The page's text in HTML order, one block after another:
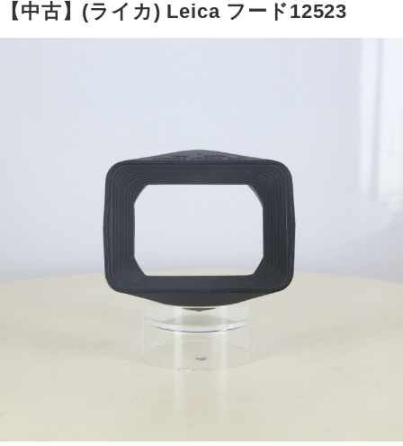
【中古】(ライカ) Leica フード12523